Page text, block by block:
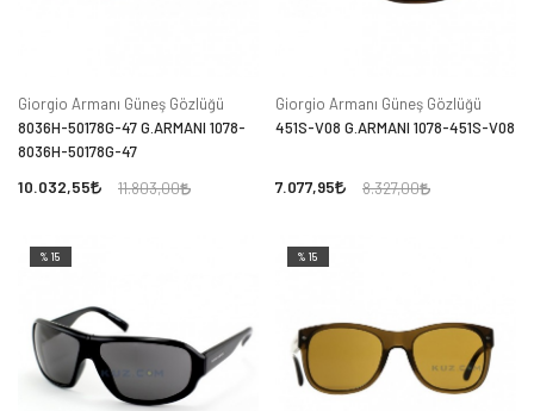
Giorgio Armanı Güneş Gözlüğü
8036H-50178G-47 G.ARMANI 1078-
8036H-50178G-47
10.032,55 11.803,00
Giorgio Armanı Güneş Gözlüğü
451S-V08 G.ARMANI 1078-451S-V08
7.077,95 8.327,00
%15 %15